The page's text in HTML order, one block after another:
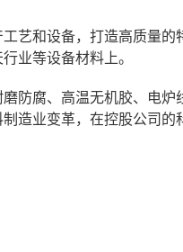
艺和设备，打造高质量的
业等设备材料上。
防腐、高温无机胶、电炉
造业变革，在控股公司的